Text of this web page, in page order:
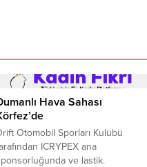
Hava Sahası
Otomobil Sporları Kulübü
ICRYPEX ana
ve lastik.